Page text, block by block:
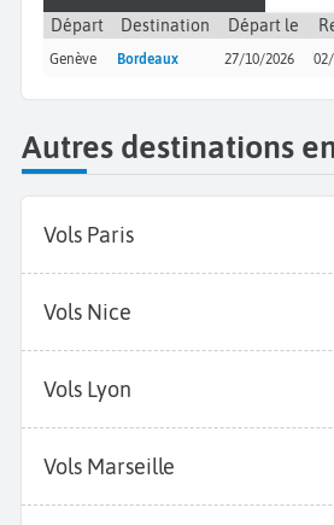
Départ
Destination Départ le
Genève Bordeaux 27/10/2026
Autres destinations
Vols Paris
Vols Nice
Vols Lyon
Vols Marseille